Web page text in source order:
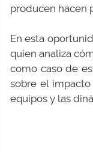
producen hacen
En esta
quien analiza
como caso de
sobre el
equipos y las